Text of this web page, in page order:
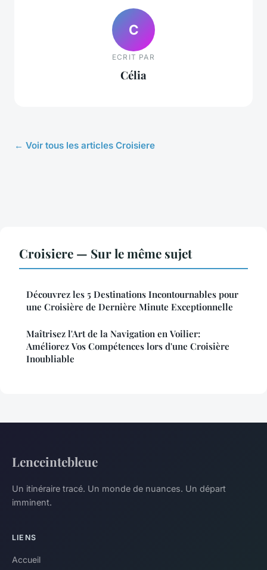
C
ECRIT PAR
Célia
← Voir tous les articles Croisiere
Croisiere — Sur le même sujet
Découvrez les 5 Destinations Incontournables pour
une Croisière de Dernière Minute Exceptionnelle
Maîtrisez l'Art de la Navigation en Voilier:
Améliorez Vos Compétences lors d'une Croisière
Inoubliable
Lenceintebleue
Un itinéraire tracé. Un monde de nuances. Un départ
imminent.
LIENS
Accueil